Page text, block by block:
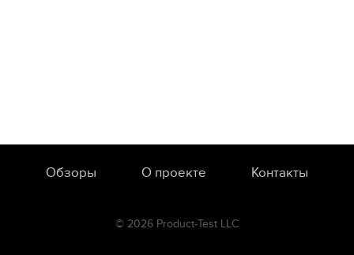
Обзоры О проекте Контакты
© 2026 Product-Test LLC